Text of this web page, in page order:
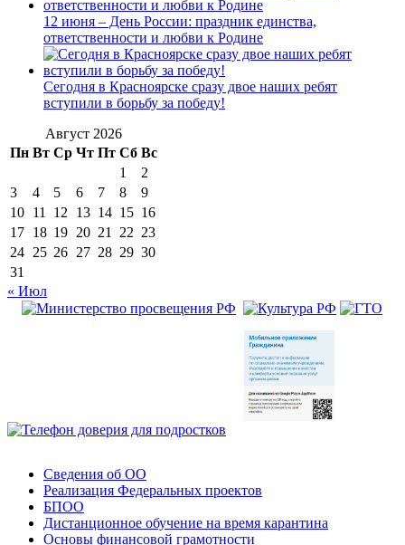
12 июня – День России: праздник единства,
ответственности и любви к Родине
Сегодня в Красноярске сразу двое наших ребят
вступили в борьбу за победу!
Август 2026
Пн Вт Ср Чт Пт Сб Вс
1
2
3
4 5 6 7 8
9
10 11 12 13 14 15 16
17 18 19 20 21 22 23
24 25 26 27 28 29 30
31
« Июл
Сведения об ОО
Реализация Федеральных проектов
БПОО
Дистанционное обучение на время карантина
Основы финансовой грамотности